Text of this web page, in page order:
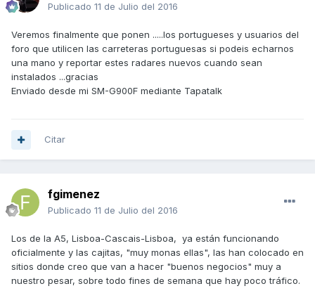
Publicado 11 de Julio del 2016
Veremos finalmente que ponen .....los portugueses y usuarios del
foro que utilicen las carreteras portuguesas si podeis echarnos
una mano y reportar estes radares nuevos cuando sean
instalados ...gracias
Enviado desde mi SM-G900F mediante Tapatalk
Citar
fgimenez
Publicado 11 de Julio del 2016
Los de la A5, Lisboa-Cascais-Lisboa, ya están funcionando
oficialmente y las cajitas, "muy monas ellas", las han colocado en
sitios donde creo que van a hacer "buenos negocios" muy a
nuestro pesar, sobre todo fines de semana que hay poco tráfico.